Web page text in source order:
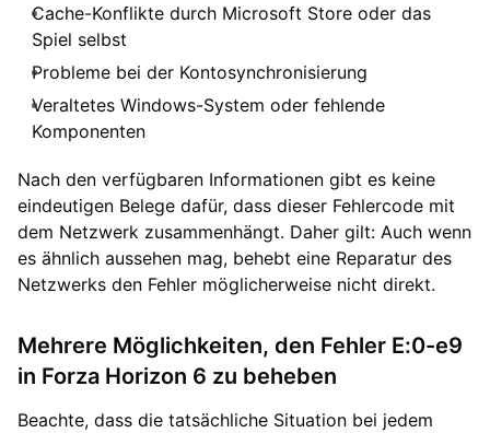
Cache-Konflikte durch Microsoft Store oder das
Spiel selbst
Probleme bei der Kontosynchronisierung
Veraltetes Windows-System oder fehlende
Komponenten
Nach den verfügbaren Informationen gibt es keine
eindeutigen Belege dafür, dass dieser Fehlercode mit
dem Netzwerk zusammenhängt. Daher gilt: Auch wenn
es ähnlich aussehen mag, behebt eine Reparatur des
Netzwerks den Fehler möglicherweise nicht direkt.
Mehrere Möglichkeiten, den Fehler E:0-e9
in Forza Horizon 6 zu beheben
Beachte, dass die tatsächliche Situation bei jedem